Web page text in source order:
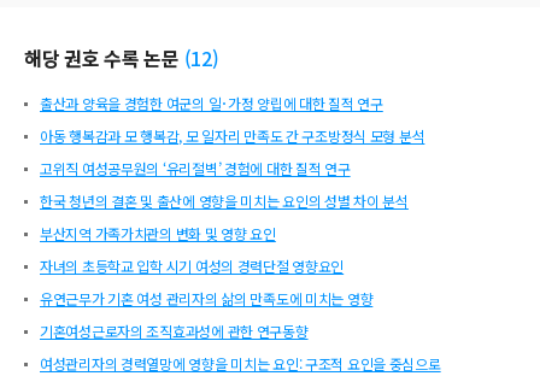
해당 권호 수록 논문 (12)
출산과 양육을 경험한 여군의 일･가정 양립에 대한 질적 연구
아동 행복감과 모 행복감, 모 일자리 만족도 간 구조방정식 모형 분석
고위직 여성공무원의 ‘유리절벽’ 경험에 대한 질적 연구
한국 청년의 결혼 및 출산에 영향을 미치는 요인의 성별 차이 분석
부산지역 가족가치관의 변화 및 영향 요인
자녀의 초등학교 입학 시기 여성의 경력단절 영향요인
유연근무가 기혼 여성 관리자의 삶의 만족도에 미치는 영향
기혼여성근로자의 조직효과성에 관한 연구동향
여성관리자의 경력열망에 영향을 미치는 요인: 구조적 요인을 중심으로